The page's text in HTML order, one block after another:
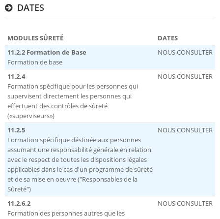
DATES
MODULES SÛRETÉ
DATES
11.2.2 Formation de Base
Formation de base
NOUS CONSULTER
11.2.4
Formation spécifique pour les personnes qui
supervisent directement les personnes qui
effectuent des contrôles de sûreté
(«superviseurs»)
NOUS CONSULTER
11.2.5
Formation spécifique déstinée aux personnes
assumant une responsabilité générale en relation
avec le respect de toutes les dispositions légales
applicables dans le cas d'un programme de sûreté
et de sa mise en oeuvre ("Responsables de la
Sûreté")
NOUS CONSULTER
11.2.6.2
Formation des personnes autres que les
NOUS CONSULTER